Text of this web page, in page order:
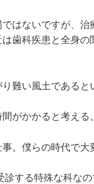
はないですが、
歯科疾患と全身
難い風土であると
がかかると考える。
。僕らの時代で大
する特殊な科なの